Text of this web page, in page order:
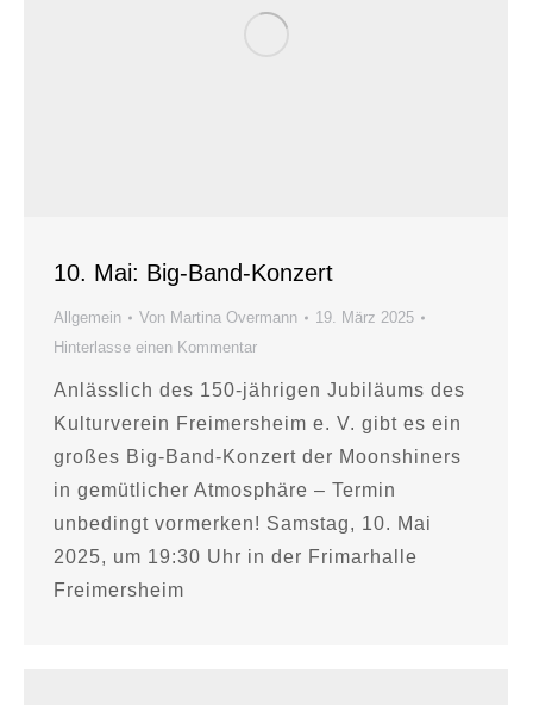
10. Mai: Big-Band-Konzert
Allgemein Von Martina Overmann
19. März 2025
Hinterlasse einen Kommentar
Anlässlich des 150-jährigen Jubiläums des
Kulturverein Freimersheim e. V. gibt es ein
großes Big-Band-Konzert der Moonshiners
in gemütlicher Atmosphäre – Termin
unbedingt vormerken! Samstag, 10. Mai
2025, um 19:30 Uhr in der Frimarhalle
Freimersheim